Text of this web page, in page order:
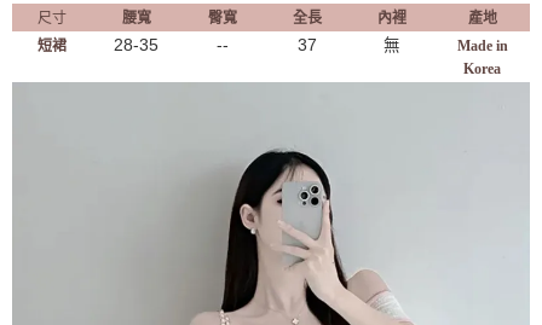
尺寸
腰寬 臀寬 全長 內裡
產地
短裙
28-35 -- 37 無
Made in
Korea